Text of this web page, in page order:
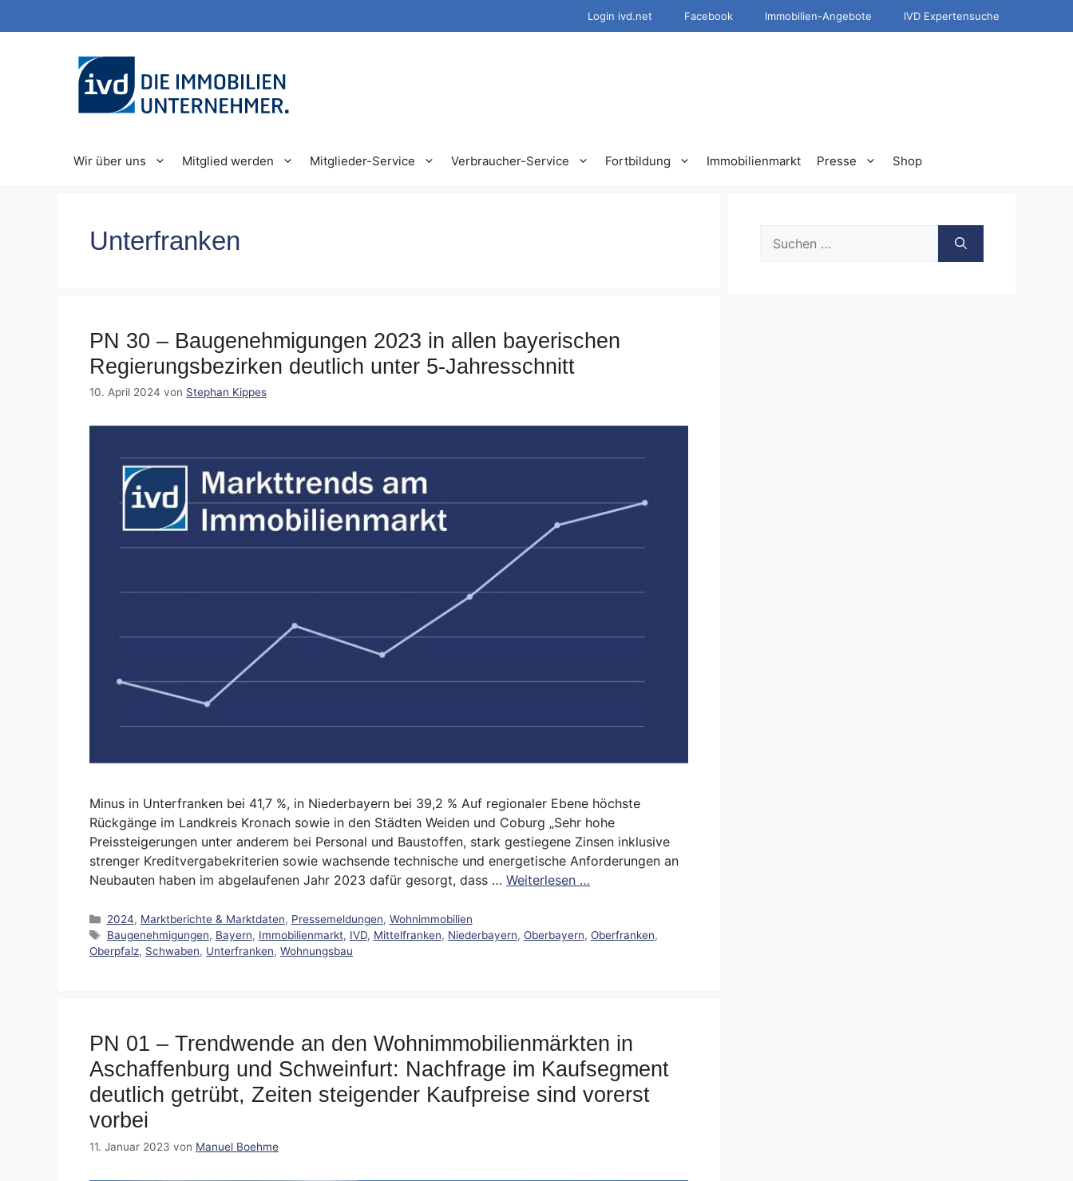
Inhalt
Login ivd.net Facebook Immobilien-Angebote IVD Expertensuche
Wir über uns Mitglied werden Mitglieder-Service Verbraucher-Service Fortbildung Immobilienmarkt Presse Shop
Unterfranken
PN 30 – Baugenehmigungen 2023 in allen bayerischen
Regierungsbezirken deutlich unter 5-Jahresschnitt
10. April 2024 von Stephan Kippes
Minus in Unterfranken bei 41,7 %, in Niederbayern bei 39,2 % Auf regionaler Ebene höchste
Rückgänge im Landkreis Kronach sowie in den Städten Weiden und Coburg „Sehr hohe
Preissteigerungen unter anderem bei Personal und Baustoffen, stark gestiegene Zinsen inklusive
strenger Kreditvergabekriterien sowie wachsende technische und energetische Anforderungen an
Neubauten haben im abgelaufenen Jahr 2023 dafür gesorgt, dass … Weiterlesen …
Kategorien
2024, Marktberichte & Marktdaten, Pressemeldungen, Wohnimmobilien
Schlagwörter
Baugenehmigungen, Bayern, Immobilienmarkt, IVD, Mittelfranken, Niederbayern, Oberbayern, Oberfranken,
Oberpfalz, Schwaben, Unterfranken, Wohnungsbau
PN 01 – Trendwende an den Wohnimmobilienmärkten in
Aschaffenburg und Schweinfurt: Nachfrage im Kaufsegment
deutlich getrübt, Zeiten steigender Kaufpreise sind vorerst
vorbei
11. Januar 2023 von Manuel Boehme
nach: